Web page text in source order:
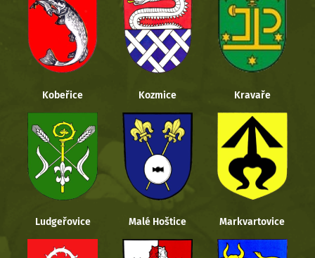
Kobeřice Kozmice Kravaře
Ludgeřovice Malé Hoštice Markvartovice